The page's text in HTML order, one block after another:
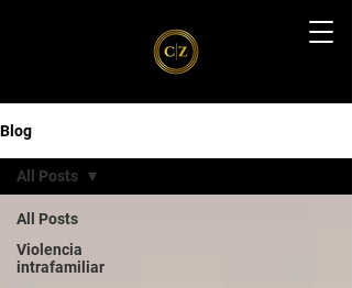
Blog
All Posts
Violencia
intrafamiliar
All Posts